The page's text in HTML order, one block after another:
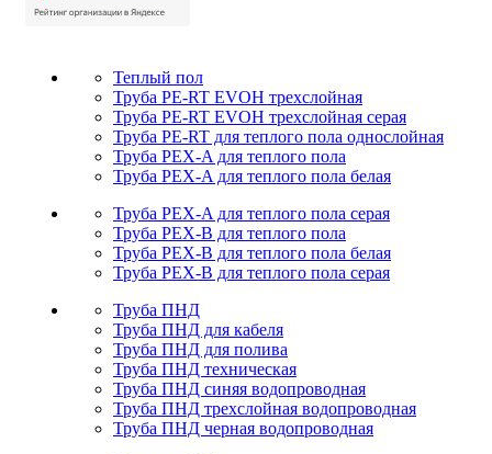
Теплый пол
Труба PE-RT EVOH трехслойная
Труба PE-RT EVOH трехслойная серая
Труба PE-RT для теплого пола однослойная
Труба PEX-A для теплого пола
Труба PEX-A для теплого пола белая
Труба PEX-A для теплого пола серая
Труба PEX-B для теплого пола
Труба PEX-B для теплого пола белая
Труба PEX-B для теплого пола серая
Труба ПНД
Труба ПНД для кабеля
Труба ПНД для полива
Труба ПНД техническая
Труба ПНД синяя водопроводная
Труба ПНД трехслойная водопроводная
Труба ПНД черная водопроводная